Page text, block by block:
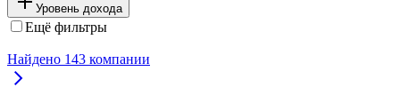
Уровень дохода
Ещё фильтры
Найдено 143 компании